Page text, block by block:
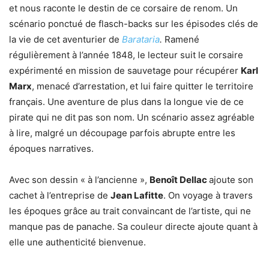
et nous raconte le destin de ce corsaire de renom. Un
scénario ponctué de flasch-backs sur les épisodes clés de
la vie de cet aventurier de Barataria. Ramené
régulièrement à l’année 1848, le lecteur suit le corsaire
expérimenté en mission de sauvetage pour récupérer Karl
Marx, menacé d’arrestation, et lui faire quitter le territoire
français. Une aventure de plus dans la longue vie de ce
pirate qui ne dit pas son nom. Un scénario assez agréable
à lire, malgré un découpage parfois abrupte entre les
époques narratives.
Avec son dessin « à l’ancienne », Benoît Dellacajoute son
cachet à l’entreprise de Jean Lafitte. On voyage à travers
les époques grâce au trait convaincant de l’artiste, qui ne
manque pas de panache. Sa couleur directe ajoute quant à
elle une authenticité bienvenue.